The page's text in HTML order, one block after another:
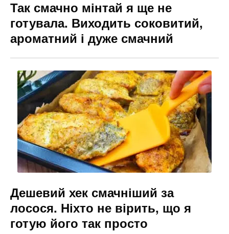
Так смачно мінтай я ще не
готувала. Виходить соковитий,
ароматний і дуже смачний
Дешевий хек смачніший за
лосося. Ніхто не вірить, що я
готую його так просто